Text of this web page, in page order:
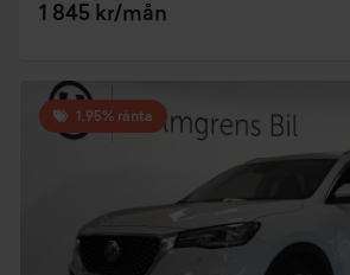
1 845 kr/mån
1,95% ränta